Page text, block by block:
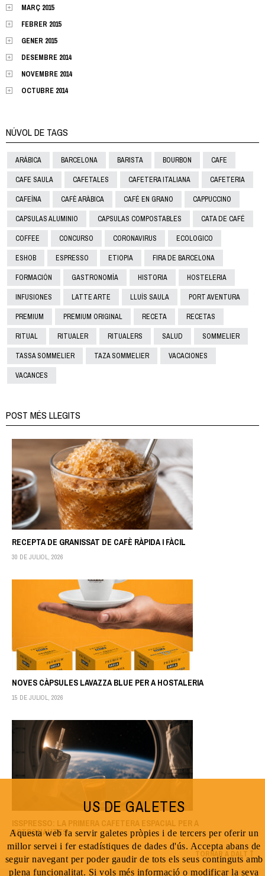
MARÇ 2015
FEBRER 2015
GENER 2015
DESEMBRE 2014
NOVEMBRE 2014
OCTUBRE 2014
NÚVOL DE TAGS
ARÁBICA BARCELONA BARISTA BOURBON CAFE
CAFE SAULA CAFETALES CAFETERA ITALIANA CAFETERIA
CAFEÍNA CAFÈ ARÀBICA CAFÉ EN GRANO CAPPUCCINO
CAPSULAS ALUMINIO CAPSULAS COMPOSTABLES CATA DE CAFÉ
COFFEE CONCURSO CORONAVIRUS ECOLOGICO
ESHOB ESPRESSO ETIOPIA FIRA DE BARCELONA
FORMACIÓN GASTRONOMÍA HISTORIA HOSTELERIA
INFUSIONES LATTE ARTE LLUÍS SAULA PORT AVENTURA
PREMIUM PREMIUM ORIGINAL RECETA RECETAS
RITUAL RITUALER RITUALERS SALUD SOMMELIER
TASSA SOMMELIER TAZA SOMMELIER VACACIONES
VACANCES
POST MÉS LLEGITS
RECEPTA DE GRANISSAT DE CAFÈ RÀPIDA I FÀCIL
30 DE JULIOL, 2026
NOVES CÀPSULES LAVAZZA BLUE PER A HOSTALERIA
15 DE JULIOL, 2026
ISSPRESSO: LA PRIMERA CAFETERA ESPACIAL PER A
ASTRONAUTES
30 DE JUNY, 2026
TORNAR A DALT
US DE GALETES
Aquesta web fa servir galetes pròpies i de tercers per oferir un
millor servei i fer estadístiques de dades d'ús. Accepta abans de
seguir navegant per poder gaudir de tots els seus continguts amb
plena funcionalitat. Si vols més informació o modificar la seva